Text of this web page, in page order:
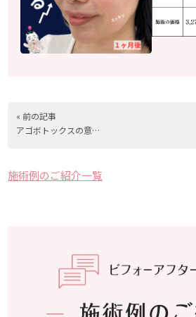
« 前の記事
アゴボトックスの意外な可能性？！
施術例のご紹介一覧